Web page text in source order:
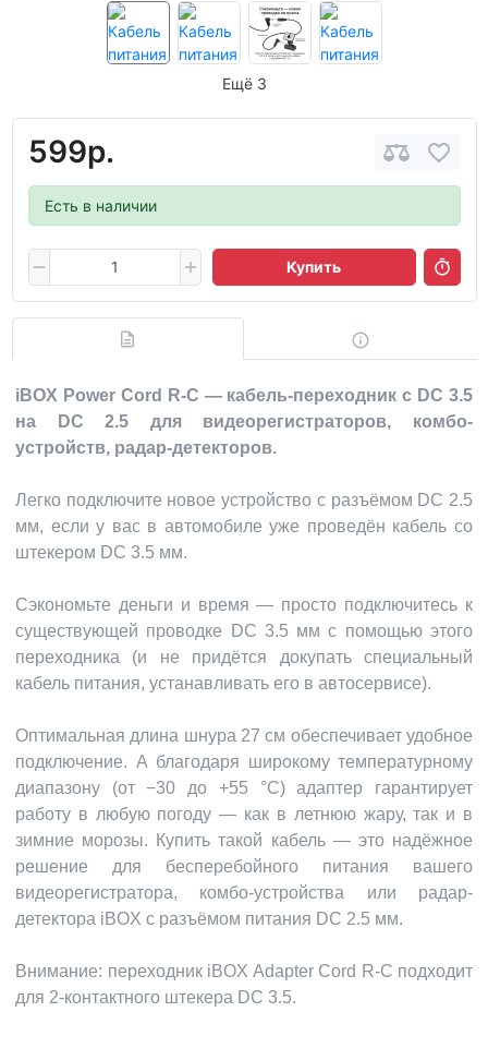
Ещё 3
599р.
Есть в наличии
Купить
iBOX Power Cord R-C — кабель-переходник с DC 3.5
на DC 2.5 для видеорегистраторов, комбо-
устройств, радар-детекторов.
Легко подключите новое устройство с разъёмом DC 2.5
мм, если у вас в автомобиле уже проведён кабель со
штекером DC 3.5 мм.
Сэкономьте деньги и время — просто подключитесь к
существующей проводке DC 3.5 мм с помощью этого
переходника (и не придётся докупать специальный
кабель питания, устанавливать его в автосервисе).
Оптимальная длина шнура 27 см обеспечивает удобное
подключение. А благодаря широкому температурному
диапазону (от −30 до +55 °C) адаптер гарантирует
работу в любую погоду — как в летнюю жару, так и в
зимние морозы. Купить такой кабель — это надёжное
решение для бесперебойного питания вашего
видеорегистратора, комбо-устройства или радар-
детектора iBOX c разъёмом питания DC 2.5 мм.
Внимание: переходник iBOX Adapter Cord R-C подходит
для 2-контактного штекера DC 3.5.